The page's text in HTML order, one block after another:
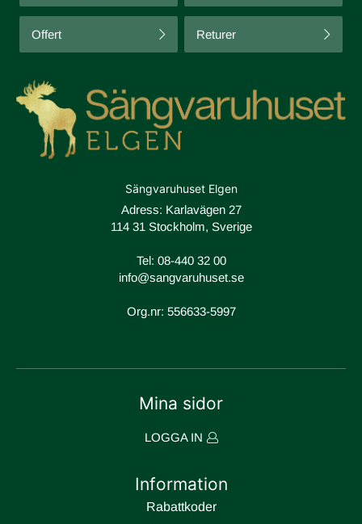
Offert Returer
Sängvaruhuset Elgen
Adress: Karlavägen 27
114 31 Stockholm, Sverige
Tel: 08-440 32 00
info@sangvaruhuset.se
Org.nr: 556633-5997
Mina sidor
LOGGA IN
Information
Rabattkoder